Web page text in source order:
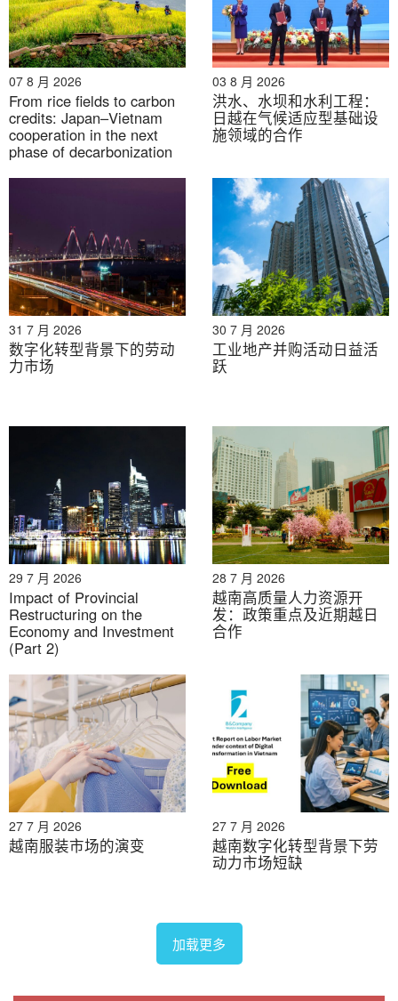
07 8 月 2026
From rice fields to carbon
credits: Japan–Vietnam
cooperation in the next
phase of decarbonization
03 8 月 2026
洪水、水坝和水利工程：
日越在气候适应型基础设
施领域的合作
31 7 月 2026
数字化转型背景下的劳动
力市场
30 7 月 2026
工业地产并购活动日益活
跃
29 7 月 2026
Impact of Provincial
Restructuring on the
Economy and Investment
(Part 2)
28 7 月 2026
越南高质量人力资源开
发：政策重点及近期越日
合作
27 7 月 2026
越南服装市场的演变
27 7 月 2026
越南数字化转型背景下劳
动力市场短缺
加载更多